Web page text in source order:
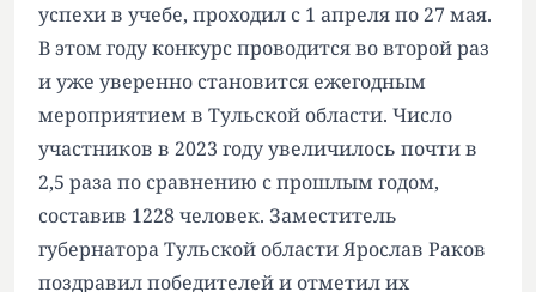
успехи в учебе, проходил с 1 апреля по 27 мая.
В этом году конкурс проводится во второй раз
и уже уверенно становится ежегодным
мероприятием в Тульской области. Число
участников в 2023 году увеличилось почти в
2,5 раза по сравнению с прошлым годом,
составив 1228 человек. Заместитель
губернатора Тульской области Ярослав Раков
поздравил победителей и отметил их